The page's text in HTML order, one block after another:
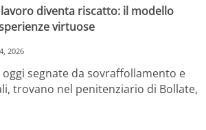
diventa riscatto: il modello
virtuose
2026
segnate da sovraffollamento e
trovano nel penitenziario di Bollate,